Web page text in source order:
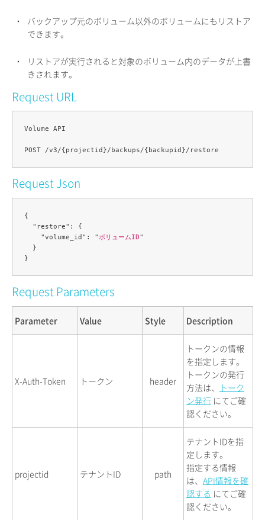
・
バックアップ元のボリューム以外のボリュームにもリストア
できます。
・
リストアが実行されると対象のボリューム内のデータが上書
きされます。
Request URL
Volume API
Request Json
{
  "restore": {
    "volume_id": "
ボリュームID"
  }
Request Parameters
Parameter Value Style Description
X-Auth-Token トークン header
トークンの情報
を指定します。
トークンの発行
方法は、
トーク
ン発行 にてご確
認ください。
projectid テナントID path
テナントIDを指
定します。
指定する情報
は、 API情報を確
認する にてご確
認ください。